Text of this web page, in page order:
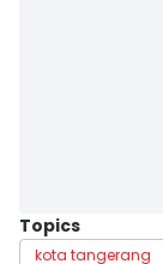
Topics
kota tangerang